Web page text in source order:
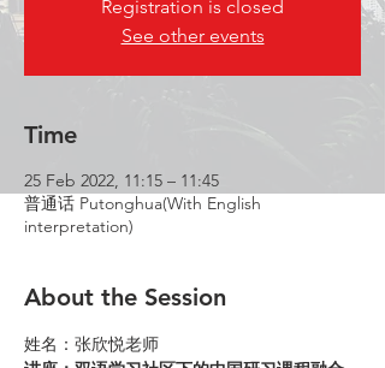
Registration is closed
See other events
Time
25 Feb 2022, 11:15 – 11:45
普通话 Putonghua(With English
interpretation)
About the Session
姓名：张欣悦老师